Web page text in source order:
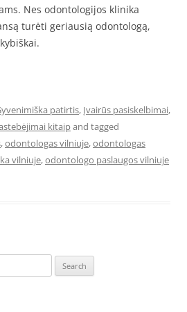
Nes odontologijos klinika
turėti geriausią odontologą,
patirtis, Įvairūs pasiskelbimai,
kitaipand tagged
,odontologas vilniuje,odontologas
vilniuje,odontologo paslaugos vilniuje